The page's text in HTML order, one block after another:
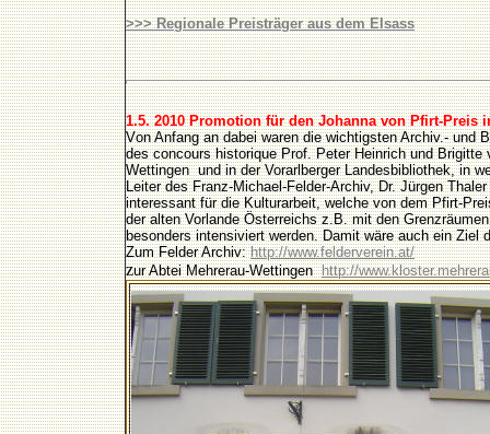
>>> Regionale Preisträger aus dem Elsass
1.5. 2010 Promotion für den Johanna von Pfirt-Preis
Von Anfang an dabei waren die wichtigsten Archiv.- und
des concours historique Prof. Peter Heinrich und
Wettingen und in der Vorarlberger Landesbibliothek, in
Leiter des Franz-Michael-Felder-Archiv, Dr. Jürgen
interessant für die Kulturarbeit, welche von dem Pfirt-
der alten Vorlande Österreichs z.B. mit den
besonders intensiviert werden. Damit wäre auch ein Ziel
Zum Felder Archiv:http://www.felderverein.at/
zur Abtei Mehrerau-Wettingenhttp://